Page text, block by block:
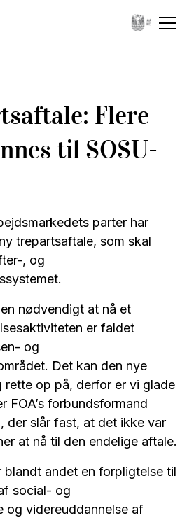
Flere
til SOSU-
parter har
trepartsaftale, som skal
, og
nødvendigt at nå et
er faldet
og
Det kan den nye
rette op på, derfor er vi glade
FOA’s forbundsformand
der slår fast, at det ikke var
at nå til den endelige aftale.
andet en forpligtelse til
social- og
og videreuddannelse af